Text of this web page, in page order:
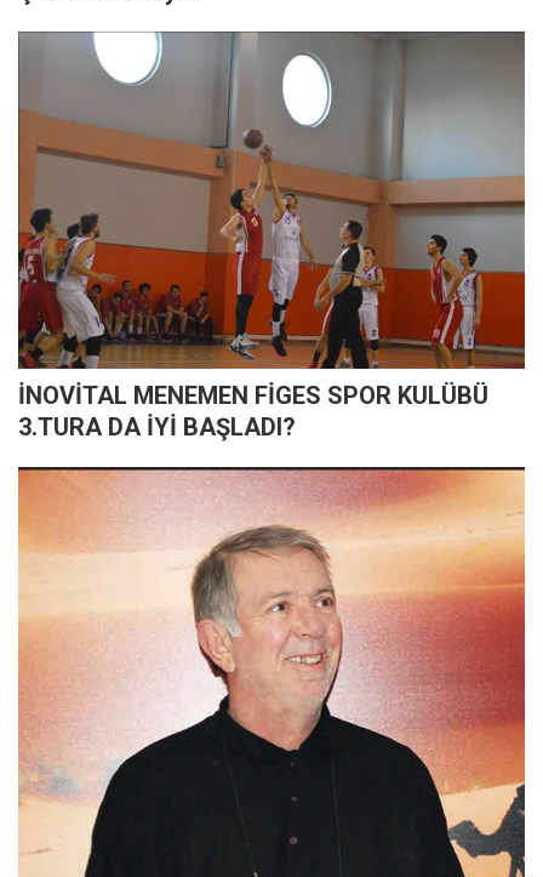
İNOVİTAL MENEMEN FİGES SPOR KULÜBÜ
3.TURA DA İYİ BAŞLADI?